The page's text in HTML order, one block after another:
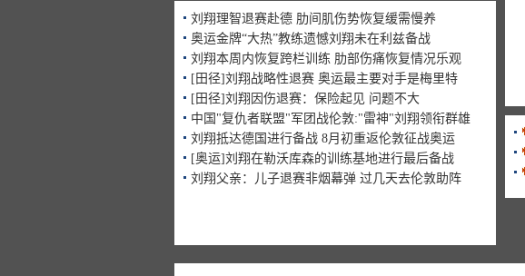
刘翔理智退赛赴德 肋间肌伤势恢复缓需慢养
奥运金牌“大热”教练遗憾刘翔未在利兹备战
刘翔本周内恢复跨栏训练 肋部伤痛恢复情况乐观
[田径]刘翔战略性退赛 奥运最主要对手是梅里特
[田径]刘翔因伤退赛：保险起见 问题不大
中国"复仇者联盟"军团战伦敦:"雷神"刘翔领衔群雄
刘翔抵达德国进行备战 8月初重返伦敦征战奥运
[奥运]刘翔在勒沃库森的训练基地进行最后备战
刘翔父亲：儿子退赛非烟幕弹 过几天去伦敦助阵